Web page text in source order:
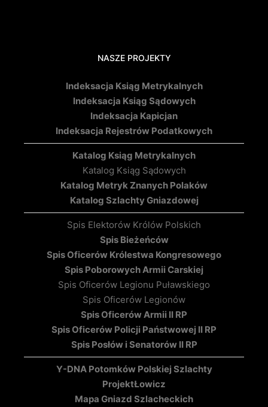
NASZE PROJEKTY
Indeksacja Ksiąg Metrykalnych
Indeksacja Ksiąg Sądowych
Indeksacja Kapicjan
Indeksacja Rejestrów Podatkowych
Katalog Ksiąg Metrykalnych
Katalog Ksiąg Sądowych
Katalog Metryk Znanych Polaków
Katalog Szlachty Gniazdowej
Spis Elektorów Królów Polskich
Spis Bieżeńców
Spis Oficerów Królestwa Kongresowego
Spis Poborowych Armii Carskiej
Spis Oficerów Legionu Puławskiego
Spis Oficerów Legionów
Spis Oficerów Armii II RP
Spis Oficerów Policji Państwowej II RP
Spis Posłów i Senatorów II RP
Y-DNA Potomków Polskiej Szlachty
ProjektŁowicz
Mapa Gniazd Szlacheckich